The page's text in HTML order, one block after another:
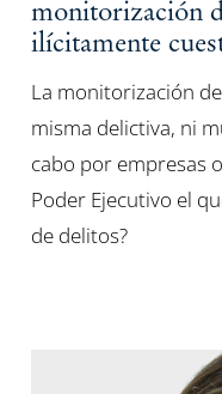
monitorización
ilícitamente
La monitorización
misma delictiva, ni
cabo por empresas
Poder Ejecutivo el
de delitos?